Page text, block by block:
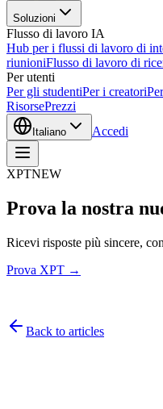
Soluzioni
Flusso di lavoro IA
Hub per i flussi di lavoro di
riunioniFlusso di lavoro di
Per utenti
Per gli studentiPer i creatori
RisorsePrezzi
Italiano Accedi
XPTNEW
Prova la nostra
Ricevi risposte più sincere,
Prova XPT →
Back to articles